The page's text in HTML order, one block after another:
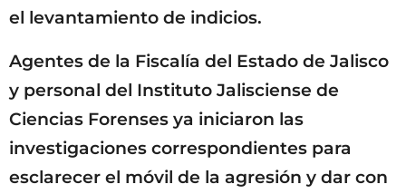
el levantamiento de indicios.
Agentes de la Fiscalía del Estado de Jalisco
y personal del Instituto Jalisciense de
Ciencias Forenses ya iniciaron las
investigaciones correspondientes para
esclarecer el móvil de la agresión y dar con